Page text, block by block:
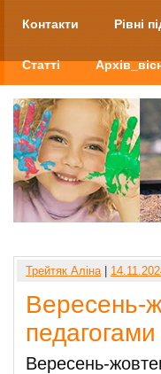
Контакти Рівні
Статті
Трейтяк Аліна|
Вересень-
Вересень-